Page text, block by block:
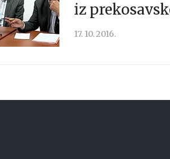
iz
17. 10. 2016.